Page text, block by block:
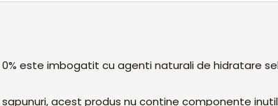
0% este imbogatit cu agenti naturali de
sau sapunuri, acest produs nu contine componente